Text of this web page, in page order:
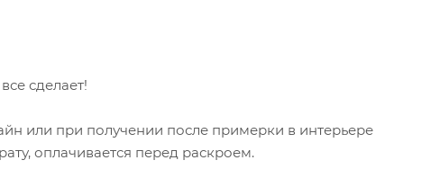
сделает!
или при получении после примерки в интерьере
оплачивается перед раскроем.